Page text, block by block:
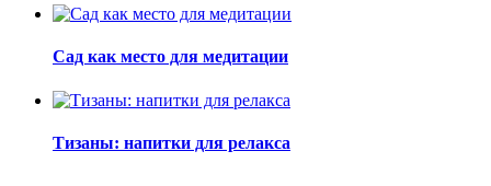
Сад как место для медитации
Тизаны: напитки для релакса